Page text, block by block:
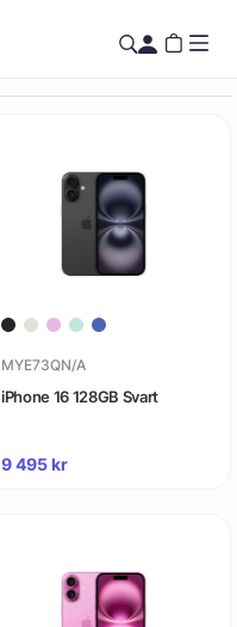
MYE73QN/A
iPhone 16 128GB Svart
9 495kr